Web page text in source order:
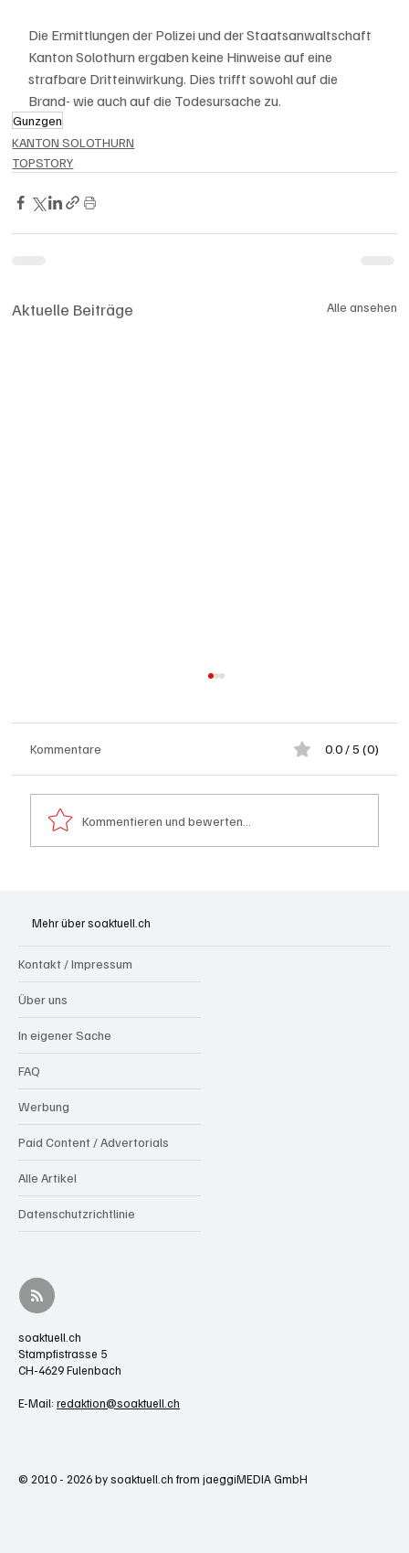
Die Ermittlungen der Polizei und der Staatsanwaltschaft
Kanton Solothurn ergaben keine Hinweise auf eine
strafbare Dritteinwirkung. Dies trifft sowohl auf die
Brand- wie auch auf die Todesursache zu.
Gunzgen
KANTON SOLOTHURN
TOPSTORY
Aktuelle Beiträge Alle ansehen
Kommentare 0.0 / 5 (0)
Kommentieren und bewerten...
Mehr über soaktuell.ch
Kontakt / Impressum
Über uns
In eigener Sache
FAQ
Werbung
Paid Content / Advertorials
Alle Artikel
Datenschutzrichtlinie
soaktuell.ch
Stampfistrasse 5
CH-4629 Fulenbach
E-Mail: redaktion@soaktuell.ch
© 2010 - 2026 by soaktuell.ch from jaeggiMEDIA GmbH